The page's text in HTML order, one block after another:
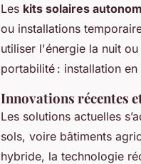
Les kits solaires
ou installations
utiliser l'énergie la nuit
portabilité : installation
Innovations récentes
Les solutions actuelles
sols, voire bâtiments
hybride, la technologie